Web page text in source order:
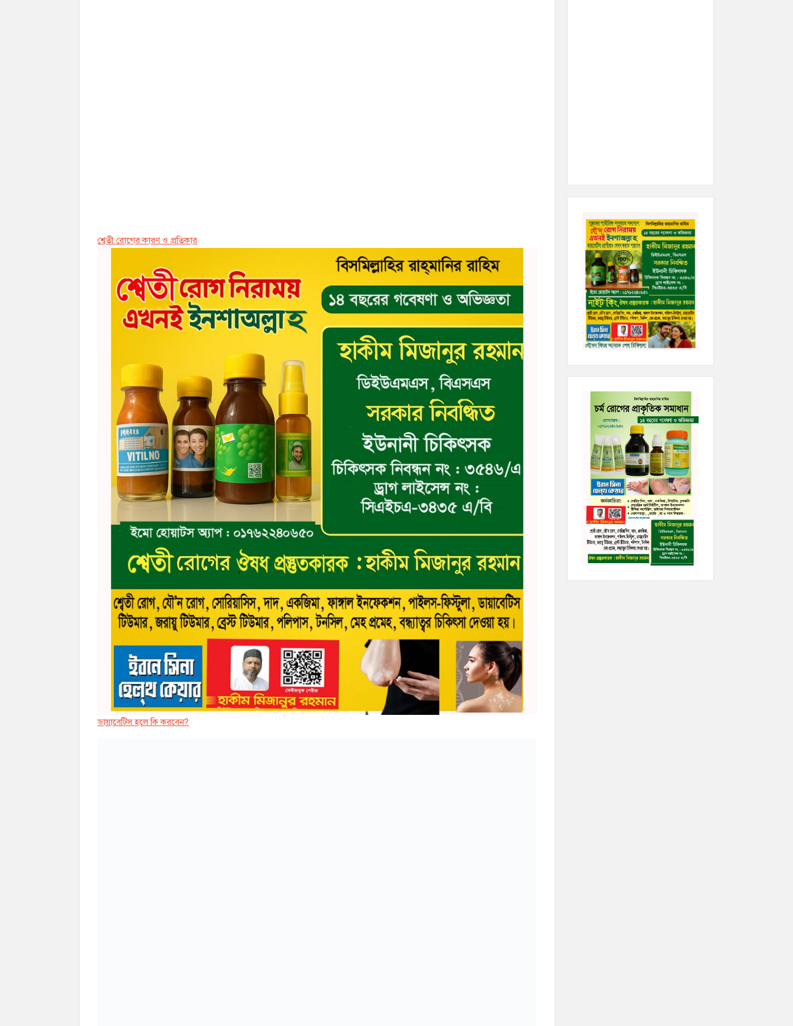
শ্বেতী রোগের কারণ ও প্রতিকার
ডায়াবেট্সি হলে কি করবেন?